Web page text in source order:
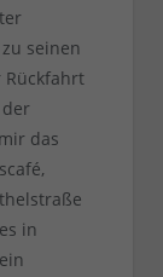
seinen
das
in